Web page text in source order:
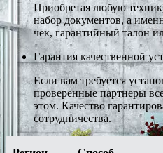
Приобретая любую
набор документов, а
чек, гарантийный талон
Гарантия качественной
Если вам требуется
проверенные партнеры
этом. Качество
сотрудничества.